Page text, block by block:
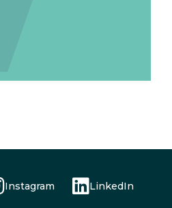
Instagram LinkedIn